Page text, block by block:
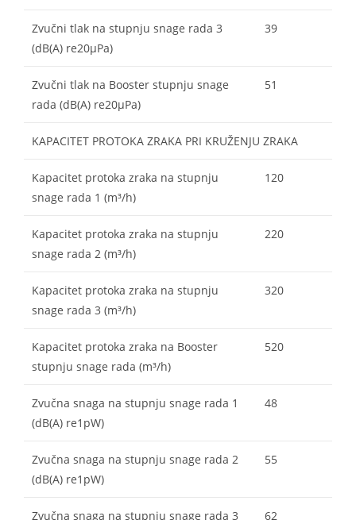
Zvučni tlak na stupnju snage rada 3
(dB(A) re20µPa)
39
Zvučni tlak na Booster stupnju snage
rada (dB(A) re20µPa)
51
KAPACITET PROTOKA ZRAKA PRI KRUŽENJU ZRAKA
Kapacitet protoka zraka na stupnju
snage rada 1 (m³/h)
120
Kapacitet protoka zraka na stupnju
snage rada 2 (m³/h)
220
Kapacitet protoka zraka na stupnju
snage rada 3 (m³/h)
320
Kapacitet protoka zraka na Booster
stupnju snage rada (m³/h)
520
Zvučna snaga na stupnju snage rada 1
(dB(A) re1pW)
48
Zvučna snaga na stupnju snage rada 2
(dB(A) re1pW)
55
Zvučna snaga na stupnju snage rada 3
62